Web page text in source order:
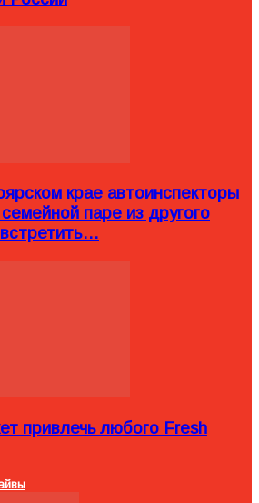
крае автоинспекторы
паре из другого
привлечь любого Fresh